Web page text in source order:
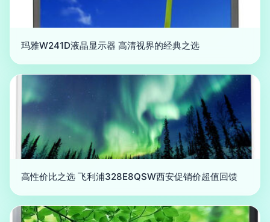
玛雅W241D液晶显示器 高清视界的经典之选
高性价比之选 飞利浦328E8QSW西安促销价超值回馈